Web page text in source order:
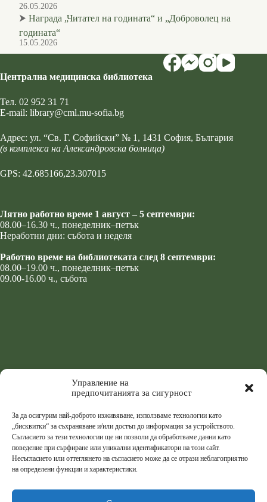
Управление на
предпочитанията за сигурност
За да осигурим най-доброто изживяване, използваме технологии като
„бисквитки“ за съхраняване и/или достъп до информация за устройството.
Съгласието за тези технологии ще ни позволи да обработваме данни като
поведение при сърфиране или уникални идентификатори на този сайт.
Несъгласието или оттеглянето на съгласието може да се отрази неблагоприятно
на определени функции и характеристики.
26.05.2026
⮞ Награда „Читател на годината“ и „Доброволец на
годината“
15.05.2026
Централна медицинска библиотека
Тел. 02 952 31 71
Е-mail: library@cml.mu-sofia.bg
Адрес: ул. “Св. Г. Софийски” № 1 , 1431 София, България
(в комплекса на Александровска болница)
GPS: 42.685166,23.307015
Лятно работно време 1 август – 5 септември:
08.00–16.30 ч., понеделник–петък
Неработни дни: събота и неделя
Работно време на библиотеката след 8 септември:
08.00–19.00 ч., понеделник–петък
09.00-16.00 ч., събота